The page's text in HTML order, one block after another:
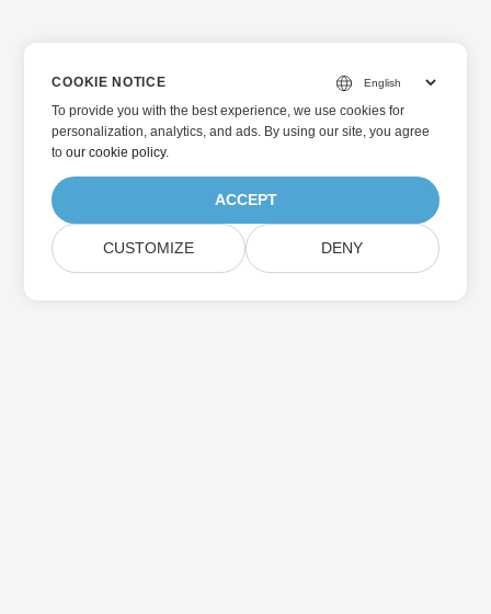
COOKIE NOTICE
To provide you with the best experience, we use cookies for
personalization, analytics, and ads. By using our site, you agree
toour cookie policy.
ACCEPT
CUSTOMIZE DENY